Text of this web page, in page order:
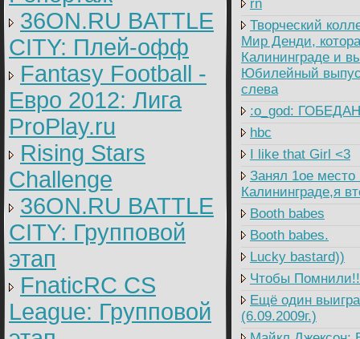
36ON.RU BATTLE
CITY: Плей-офф
Fantasy Football -
Евро 2012: Лига
ProPlay.ru
Rising Stars
Challenge
36ON.RU BATTLE
CITY: Групповой
этап
FnaticRC CS
League: Групповой
rn
Творческий
Мир Денди,
Калининграде и
Юбилейный
слева
:o_god:
hbc
I like that Girl <3
Занял 1ое
Калининграде,я
Booth babes
Booth babes.
Lucky bastard))
Чтобы
Ещё один
(6.09.2009г.)